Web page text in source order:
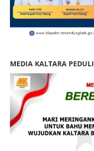
MEDIA KALTARA PEDULI